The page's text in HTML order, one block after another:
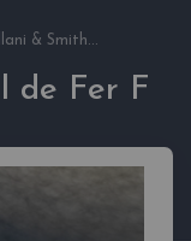
& Smith...
de Fer F